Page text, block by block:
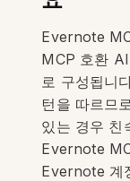
Evernote
MCP 호환
로 구성됩니
턴을 따르므
있는 경우 친
Evernote
Evernote 계